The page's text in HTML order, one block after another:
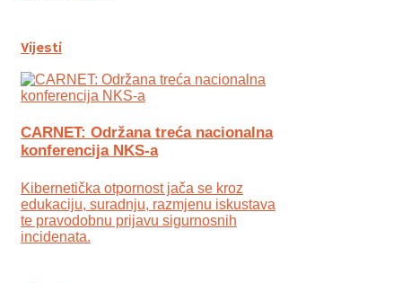
Vijesti
CARNET: Održana treća nacionalna
konferencija NKS-a
Kibernetička otpornost jača se kroz
edukaciju, suradnju, razmjenu iskustava
te pravodobnu prijavu sigurnosnih
incidenata.